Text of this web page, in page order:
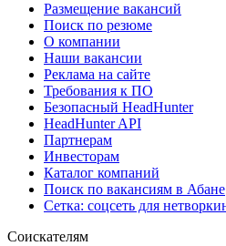
Размещение вакансий
Поиск по резюме
О компании
Наши вакансии
Реклама на сайте
Требования к ПО
Безопасный HeadHunter
HeadHunter API
Партнерам
Инвесторам
Каталог компаний
Поиск по вакансиям в Абане
Сетка: соцсеть для
Соискателям